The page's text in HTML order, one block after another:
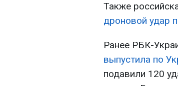
Также
дроновой удар
Ранее РБК-
выпустила по
подавили 120